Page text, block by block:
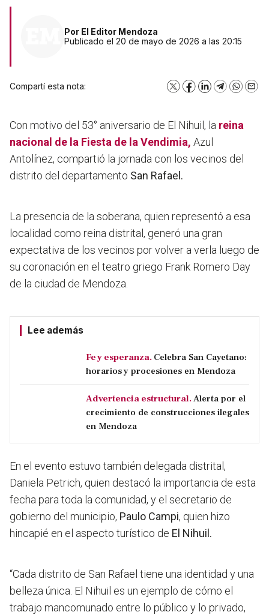
Por El Editor Mendoza
Publicado el 20 de mayo de 2026 a las 20:15
Compartí esta nota: X Facebook
LinkedInTelegram
Con motivo del 53° aniversario de El Nihuil, la reina
nacional de la Fiesta de la Vendimia, Azul
Antolínez, compartió la jornada con los vecinos del
distrito del departamento San Rafael.
La presencia de la soberana, quien representó a esa
localidad como reina distrital, generó una gran
expectativa de los vecinos por volver a verla luego de
su coronación en el teatro griego Frank Romero Day
de la ciudad de Mendoza.
Lee además
Fe y esperanza. Celebra San Cayetano:
horarios y procesiones en Mendoza
Advertencia estructural.Alerta por el
crecimiento de construcciones ilegales
en Mendoza
En el evento estuvo también delegada distrital,
Daniela Petrich, quien destacó la importancia de esta
fecha para toda la comunidad, y el secretario de
gobierno del municipio, Paulo Campi, quien hizo
hincapié en el aspecto turístico de El Nihuil.
“Cada distrito de San Rafael tiene una identidad y una
belleza única. El Nihuil es un ejemplo de cómo el
trabajo mancomunado entre lo público y lo privado,